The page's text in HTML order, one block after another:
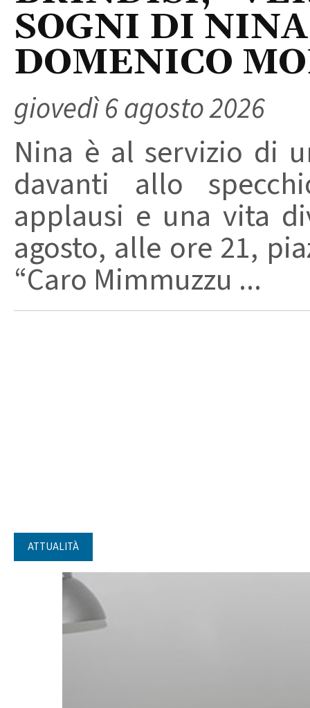
SOGNI DI
DOMENICO
giovedì 6 agosto 2026
Nina è al servizio di
davanti allo
applausi e una vita
agosto, alle ore 21,
“Caro Mimmuzzu ...
ATTUALITÀ